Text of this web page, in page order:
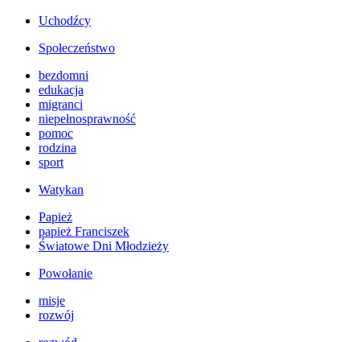
Uchodźcy
Społeczeństwo
bezdomni
edukacja
migranci
niepełnosprawność
pomoc
rodzina
sport
Watykan
Papież
papież Franciszek
Światowe Dni Młodzieży
Powołanie
misje
rozwój